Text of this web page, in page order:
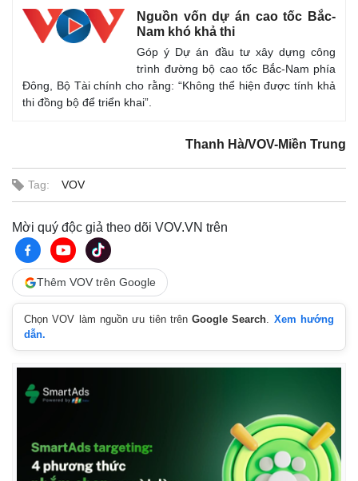
Nguồn vốn dự án cao tốc Bắc-
Nam khó khả thi
Góp ý Dự án đầu tư xây dựng công
trình đường bộ cao tốc Bắc-Nam phía
Đông, Bộ Tài chính cho rằng: “Không thể hiện được tính khả
thi đồng bộ để triển khai”.
Thanh Hà/VOV-Miền Trung
Tag: VOV
Mời quý độc giả theo dõi VOV.VN trên
Thêm VOV trên Google
Chọn VOV làm nguồn ưu tiên trênGoogle Search. Xem hướng
dẫn.